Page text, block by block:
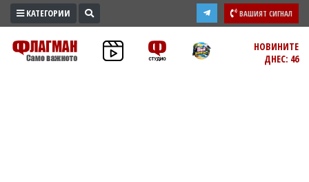
ПРОМО
ЗОНА
КАТЕГОРИИ ВАШИЯТ СИГНАЛ
НОВИНИТЕ
ДНЕС: 46